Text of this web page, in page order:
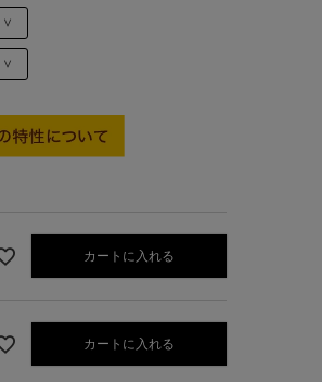
カートに入れる
カートに入れる